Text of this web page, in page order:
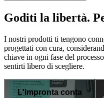
Goditi la libertà.
I nostri prodotti ti tengono
progettati con cura,
chiave in ogni fase del
sentirti libero di scegliere.
L'impronta conta